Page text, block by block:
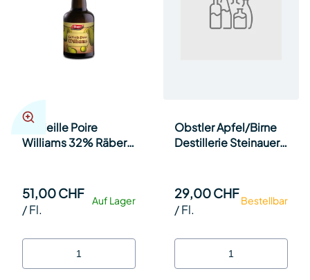
La Vieille Poire
Williams 32% Räber
Auf Lager
51,00 CHF
/Fl.
Obstler Apfel/Birne
Destillerie Steinauer
Bestellbar
29,00 CHF
/Fl.